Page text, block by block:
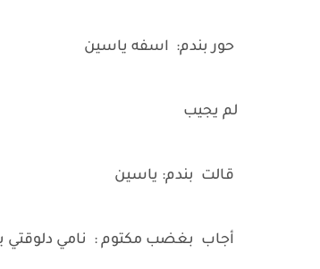
حور بندم: اسفه ياسين
لم يجيب
قالت بندم: ياسين
أجاب بغضب مكتوم : نامي دلوقتي